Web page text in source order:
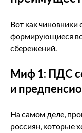
Вот как чиновники
формирующиеся
сбережений.
Миф 1: ПДС
и
На самом деле,
россиян, которые